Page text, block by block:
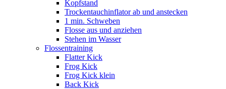
Kopfstand
Trockentauchinflator ab und anstecken
1 min. Schweben
Flosse aus und anziehen
Stehen im Wasser
Flossentraining
Flatter Kick
Frog Kick
Frog Kick klein
Back Kick